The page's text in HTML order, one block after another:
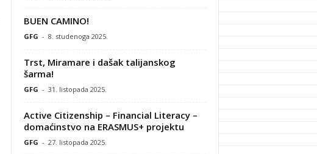
BUEN CAMINO!
GFG - 8. studenoga 2025.
Trst, Miramare i dašak talijanskog
šarma!
GFG - 31. listopada 2025.
Active Citizenship – Financial Literacy –
domaćinstvo na ERASMUS+ projektu
GFG - 27. listopada 2025.